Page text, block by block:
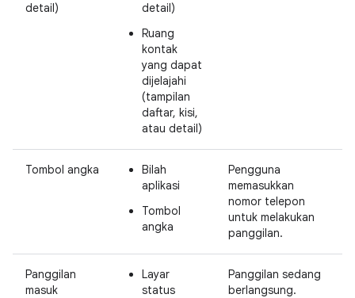
detail)
detail)
Ruang
kontak
yang dapat
dijelajahi
(tampilan
daftar, kisi,
atau detail)
Tombol angka
Bilah
aplikasi
Tombol
angka
Pengguna
memasukkan
nomor telepon
untuk melakukan
panggilan.
Panggilan
masuk
Layar
status
Panggilan sedang
berlangsung.